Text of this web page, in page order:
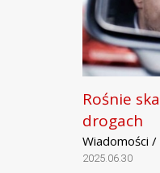
Rośnie
drogach
Wiadomości
2025.06.30